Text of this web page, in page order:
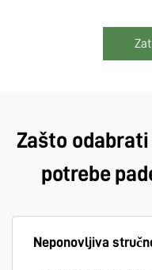
Zašto
potrebe
Neponovljiva